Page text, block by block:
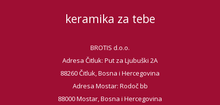
keramika za tebe
BROTIS d.o.o.
Adresa Čitluk: Put za Ljubuški 2A
88260 Čitluk, Bosna i Hercegovina
Adresa Mostar: Rodoč bb
88000 Mostar, Bosna i Hercegovina